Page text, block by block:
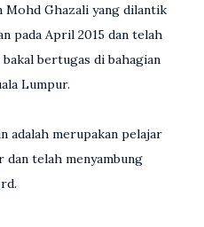
Mohd Ghazali yang dilantik
pada April 2015 dan telah
bertugas di bahagian
Lumpur.
adalah merupakan pelajar
dan telah menyambung